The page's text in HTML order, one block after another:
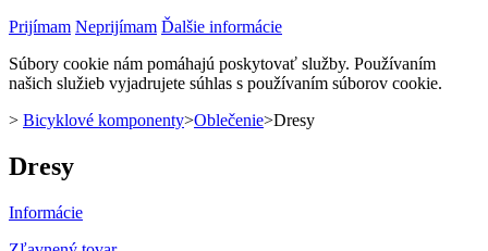
Prijímam Neprijímam Ďalšie informácie
Súbory cookie nám pomáhajú poskytovať služby. Používaním
našich služieb vyjadrujete súhlas s používaním súborov cookie.
> Bicyklové komponenty>Oblečenie>Dresy
Dresy
Informácie